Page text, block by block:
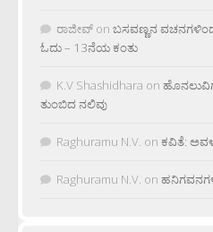
ರಾಜೀವ್ on ಬಸವಣ್ಣನ
ಓದು – 13ನೆಯ ಕಂತು
K.V Shashidhara on
ತುಂಬಿದ ನಲಿವು
Raghuramu N.V. on ಕವಿತೆ:
Raghuramu N.V. on